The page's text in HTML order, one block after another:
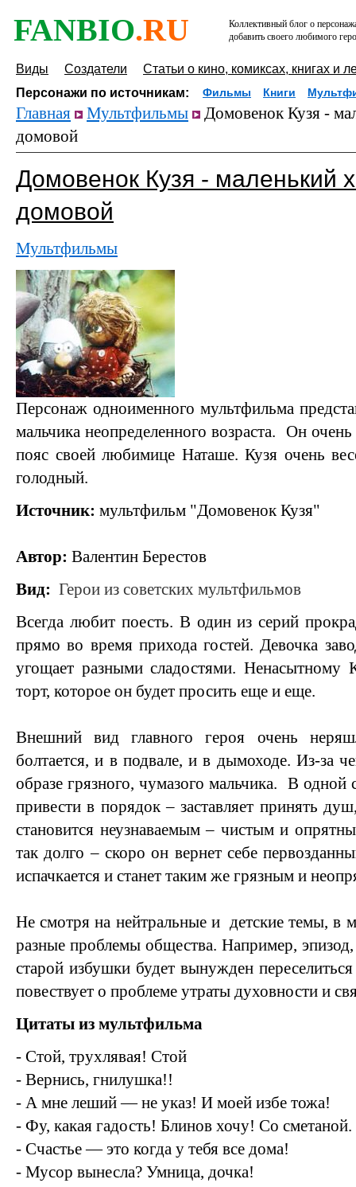
FANBIO.RU
Коллективный блог о
добавить своего любимого
Виды Создатели
Статьи о кино, комиксах, книгах и
Персонажи по источникам:
Фильмы Книги
Главная Мультфильмы
Домовенок Кузя -
домовой
Домовенок Кузя - маленький
домовой
Мультфильмы
Персонаж одноименного мультфильма
мальчика неопределенного возраста. Он
пояс своей любимице Наташе. Кузя очень
голодный.
Источник: мультфильм "Домовенок Кузя"
Автор: Валентин Берестов
Вид: Герои из советских мультфильмов
Всегда любит поесть. В один из серий
прямо во время прихода гостей. Девочка
угощает разными сладостями. Ненасытному
торт, которое он будет просить еще и еще.
Внешний вид главного героя очень
болтается, и в подвале, и в дымоходе. Из-за
образе грязного, чумазого мальчика. В одной
привести в порядок – заставляет принять
становится неузнаваемым – чистым и
так долго – скоро он вернет себе
испачкается и станет таким же грязным и
Не смотря на нейтральные и детские темы, в
разные проблемы общества. Например, эпизод,
старой избушки будет вынужден
повествует о проблеме утраты духовности и
Цитаты из мультфильма
- Стой, трухлявая! Стой
- Вернись, гнилушка!!
- А мне леший — не указ! И моей избе тожа!
- Фу, какая гадость! Блинов хочу! Со сметаной.
- Счастье — это когда у тебя все дома!
- Мусор вынесла? Умница, дочка!